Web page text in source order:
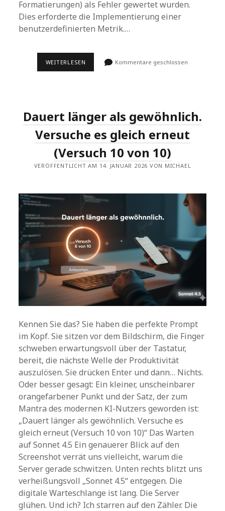
Formatierungen) als Fehler gewertet wurden.
Dies erforderte die Implementierung einer
benutzerdefinierten Metrik.…
WEITERLESEN
ABSCHLUSS
DER
CHALLENGE
–
PROJEKTPRÄSENTATION
UND
STRATEGISCHER
Kommentare geschlossen
Dauert länger als gewöhnlich.
Versuche es gleich erneut
(Versuch 10 von 10)
VERÖFFENTLICHT AM 14. JANUAR 2026 VON MICHAEL
Kennen Sie das? Sie haben die perfekte Prompt
im Kopf. Sie sitzen vor dem Bildschirm, die Finger
schweben erwartungsvoll über der Tastatur,
bereit, die nächste Welle der Produktivität
auszulösen. Sie drücken Enter und dann… Nichts.
Oder besser gesagt: Ein kleiner, unscheinbarer
orangefarbener Punkt und der Satz, der zum
Mantra des modernen KI-Nutzers geworden ist:
„Dauert länger als gewöhnlich. Versuche es
gleich erneut (Versuch 10 von 10)“ Das Warten
auf Sonnet 4.5 Ein genauerer Blick auf den
Screenshot verrät uns vielleicht, warum die
Server gerade schwitzen. Unten rechts blitzt uns
verheißungsvoll „Sonnet 4.5“ entgegen. Die
digitale Warteschlange ist lang. Die Server
glühen. Und ich? Ich starren auf den Zähler. Die